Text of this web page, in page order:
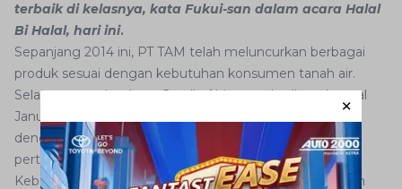
terbaik di kelasnya, kata Fukui-san dalam acara Halal
Bi Halal, hari ini.
Sepanjang 2014 ini, PT TAM telah meluncurkan berbagai
produk sesuai dengan kebutuhan konsumen tanah air.
Selain generasi terbaru Corolla Altis yang hadir pada awal
Januari lalu, pasar otomotif Indonesia juga diramaikan
dengan kehadiranhatchbackAll New Yaris pada
pertengahan bulan Maret.
Keberadaan All New Yaris ini makin melengkapi segmen